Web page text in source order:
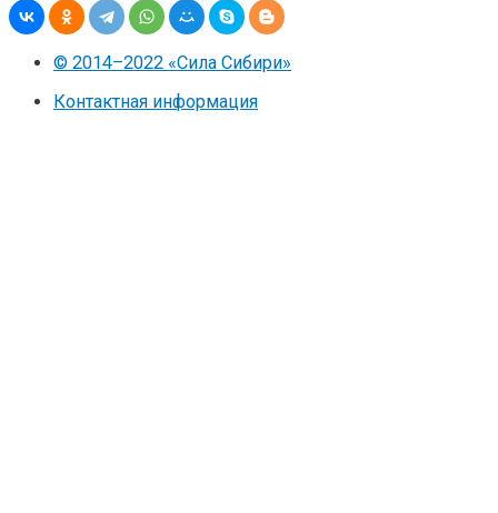
© 2014–2022 «Сила Сибири»
Контактная информация